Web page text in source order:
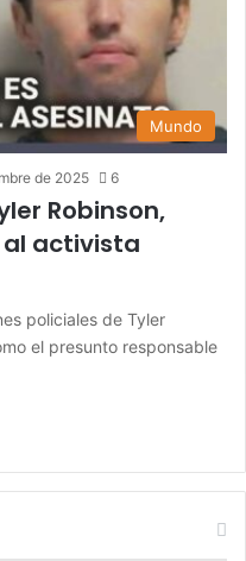
Mundo
de 2025 6
Robinson,
activista
policiales de Tyler
el presunto responsable